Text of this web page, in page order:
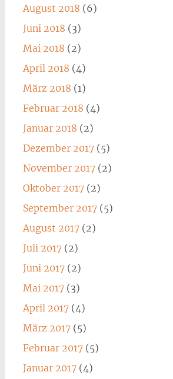
August 2018 (6)
Juni 2018 (3)
Mai 2018 (2)
April 2018 (4)
März 2018 (1)
Februar 2018 (4)
Januar 2018 (2)
Dezember 2017(5)
November 2017(2)
Oktober 2017(2)
September 2017(5)
August 2017(2)
Juli 2017(2)
Juni 2017(2)
Mai 2017(3)
April 2017(4)
März 2017(5)
Februar 2017(5)
Januar 2017(4)